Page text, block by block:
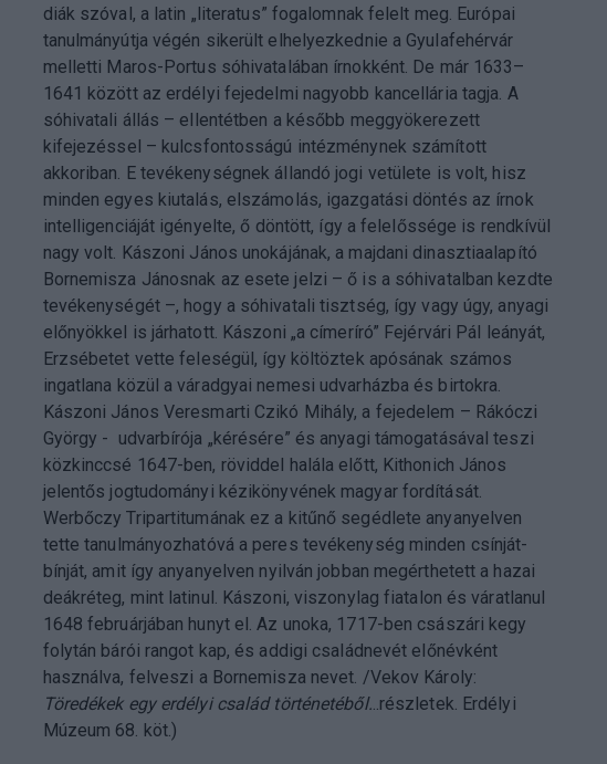
diák szóval, a latin „literatus” fogalomnak felelt meg. Európai
tanulmányútja végén sikerült elhelyezkednie a Gyulafehérvár
melletti Maros-Portus sóhivatalában írnokként. De már 1633–
1641 között az erdélyi fejedelmi nagyobb kancellária tagja. A
sóhivatali állás – ellentétben a később meggyökerezett
kifejezéssel – kulcsfontosságú intézménynek számított
akkoriban. E tevékenységnek állandó jogi vetülete is volt, hisz
minden egyes kiutalás, elszámolás, igazgatási döntés az írnok
intelligenciáját igényelte, ő döntött, így a felelőssége is rendkívül
nagy volt. Kászoni János unokájának, a majdani dinasztiaalapító
Bornemisza Jánosnak az esete jelzi – ő is a sóhivatalban kezdte
tevékenységét –, hogy a sóhivatali tisztség, így vagy úgy, anyagi
előnyökkel is járhatott. Kászoni „a címeríró” Fejérvári Pál leányát,
Erzsébetet vette feleségül, így költöztek apósának számos
ingatlana közül a váradgyai nemesi udvarházba és birtokra.
Kászoni János Veresmarti Czikó Mihály, a fejedelem – Rákóczi
György - udvarbírója „kérésére” és anyagi támogatásával teszi
közkinccsé 1647-ben, röviddel halála előtt, Kithonich János
jelentős jogtudományi kézikönyvének magyar fordítását.
Werbőczy Tripartitumának ez a kitűnő segédlete anyanyelven
tette tanulmányozhatóvá a peres tevékenység minden csínját-
bínját, amit így anyanyelven nyilván jobban megérthetett a hazai
deákréteg, mint latinul. Kászoni, viszonylag fiatalon és váratlanul
1648 februárjában hunyt el. Az unoka, 1717-ben császári kegy
folytán bárói rangot kap, és addigi családnevét előnévként
használva, felveszi a Bornemisza nevet. /Vekov Károly:
Töredékek egy erdélyi család történetéből...részletek. Erdélyi
Múzeum 68. köt.)